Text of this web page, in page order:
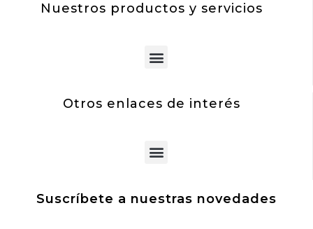
Nuestros productos y servicios
Menu
Otros enlaces de interés
Menu
Suscríbete a nuestras novedades